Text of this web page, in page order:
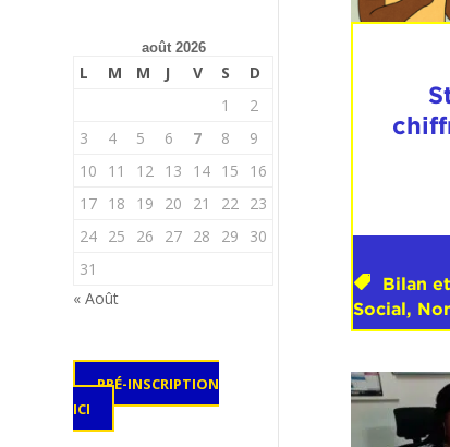
août 2026
L M M J V S
D
1
2
3
4 5 6 7 8
9
10
11 12 13 14 15
16
17 18 19 20 21 22 23
24 25 26 27 28 29
30
31
« Août
PRÉ-INSCRIPTION
ICI
Bilan
Social,